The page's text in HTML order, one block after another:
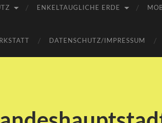
ENKELTAUGLICHE ERDE
DATENSCHUTZ/IMPRESSUM